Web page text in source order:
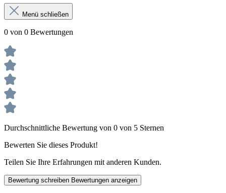
Menü schließen
0 von 0 Bewertungen
Durchschnittliche Bewertung von 0 von 5 Sternen
Bewerten Sie dieses Produkt!
Teilen Sie Ihre Erfahrungen mit anderen Kunden.
Bewertung schreiben Bewertungen anzeigen